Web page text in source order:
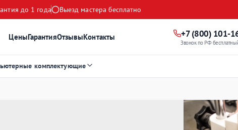
до 1 года Выезд мастера бесплатно
ЦеныГарантияОтзывыКонтакты +7 (800) 101-
Звонок по РФ
комплектующие